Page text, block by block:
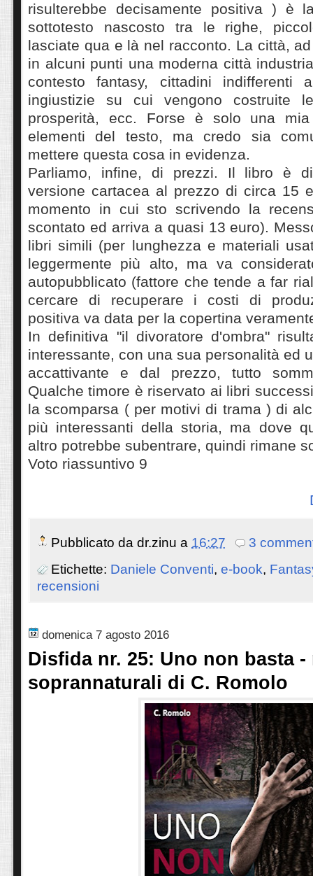
risulterebbe decisamente positiva ) è
sottotesto nascosto tra le righe,
lasciate qua e là nel racconto. La città,
in alcuni punti una moderna città
contesto fantasy, cittadini indifferenti
ingiustizie su cui vengono costruite
prosperità, ecc. Forse è solo una
elementi del testo, ma credo sia
mettere questa cosa in evidenza.
Parliamo, infine, di prezzi. Il libro è
versione cartacea al prezzo di circa 15
momento in cui sto scrivendo la
scontato ed arriva a quasi 13 euro).
libri simili (per lunghezza e materiali
leggermente più alto, ma va
autopubblicato (fattore che tende a far
cercare di recuperare i costi di
positiva va data per la copertina
In definitiva "il divoratore d'ombra"
interessante, con una sua personalità ed
accattivante e dal prezzo, tutto
Qualche timore è riservato ai libri
la scomparsa ( per motivi di trama ) di
più interessanti della storia, ma dove
altro potrebbe subentrare, quindi rimane
Voto riassuntivo 9
Pubblicato da dr.zinu a 16:27
3
Etichette: Daniele Conventi, e-book,
recensioni
domenica 7 agosto 2016
Disfida nr. 25: Uno non basta
soprannaturali di C. Romolo